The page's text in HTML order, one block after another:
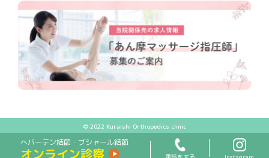
へバーデン結節・ブシャール結節
オンライン診察
© 2022 Kuraishi Orthopedics clinic